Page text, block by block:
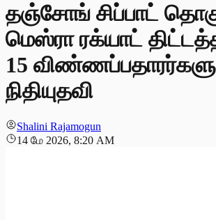
தஞ்சோங் சிப்பாட்
மெஸ்ரா ரக்யாட்
15
நிதியுதவி
Shalini Rajamogun
14 மே 2026, 8:20 AM